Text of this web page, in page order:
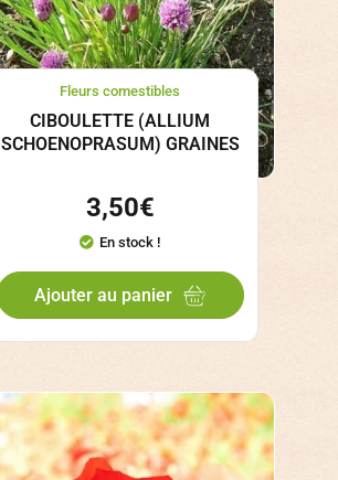
Fleurs comestibles
CIBOULETTE (ALLIUM
SCHOENOPRASUM) GRAINES
3,50€
En stock !
Ajouter au panier